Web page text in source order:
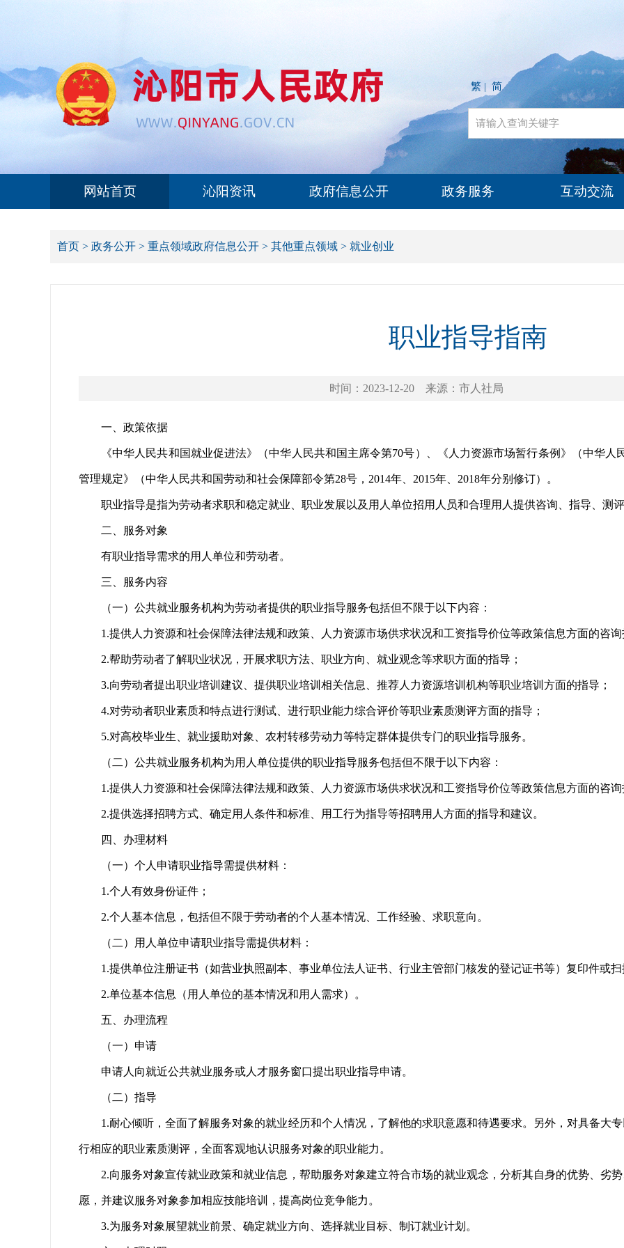
繁 | 简
网站首页 沁阳资讯 政府信息公开 政务服务 互动交流
首页 > 政务公开 > 重点领域政府信息公开 > 其他重点领域 > 就业创业
职业指导指南
时间：2023-12-20 来源：市人社局
一、政策依据
《中华人民共和国就业促进法》（中华人民共和国主席令第70号）、《人力资源市场暂行条例》（中华人
管理规定》（中华人民共和国劳动和社会保障部令第28号， 2014年、 2015年、 2018年分别修订）。
职业指导是指为劳动者求职和稳定就业、职业发展以及用人单位招用人员和合理用人提供咨询、指导、测评
二、服务对象
有职业指导需求的用人单位和劳动者。
三、服务内容
（一）公共就业服务机构为劳动者提供的职业指导服务包括但不限于以下内容：
1.提供人力资源和社会保障法律法规和政策、人力资源市场供求状况和工资指导价位等政策信息方面的咨询
2.帮助劳动者了解职业状况，开展求职方法、职业方向、就业观念等求职方面的指导；
3.向劳动者提出职业培训建议、提供职业培训相关信息、推荐人力资源培训机构等职业培训方面的指导；
4.对劳动者职业素质和特点进行测试、进行职业能力综合评价等职业素质测评方面的指导；
5.对高校毕业生、就业援助对象、农村转移劳动力等特定群体提供专门的职业指导服务。
（二）公共就业服务机构为用人单位提供的职业指导服务包括但不限于以下内容：
1.提供人力资源和社会保障法律法规和政策、人力资源市场供求状况和工资指导价位等政策信息方面的咨询
2.提供选择招聘方式、确定用人条件和标准、用工行为指导等招聘用人方面的指导和建议。
四、办理材料
（一）个人申请职业指导需提供材料：
1.个人有效身份证件；
2.个人基本信息，包括但不限于劳动者的个人基本情况、工作经验、求职意向。
（二）用人单位申请职业指导需提供材料：
1.提供单位注册证书（如营业执照副本、事业单位法人证书、行业主管部门核发的登记证书等）复印件或扫
2.单位基本信息（用人单位的基本情况和用人需求）。
五、办理流程
（一）申请
申请人向就近公共就业服务或人才服务窗口提出职业指导申请。
（二）指导
1 .耐心倾听，全面了解服务对象的就业经历和个人情况，了解他的求职意愿和待遇要求。另外，对具备大
行相应的职业素质测评，全面客观地认识服务对象的职业能力。
2.向服务对象宣传就业政策和就业信息，帮助服务对象建立符合市场的就业观念，分析其自身的优势、劣
愿，并建议服务对象参加相应技能培训，提高岗位竞争能力。
3.为服务对象展望就业前景、确定就业方向、选择就业目标、制订就业计划。